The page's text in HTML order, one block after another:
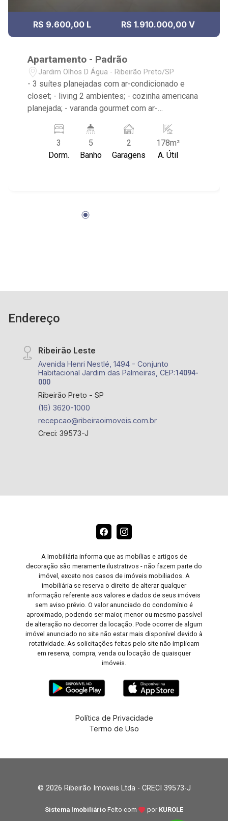
R$ 9.600,00 L R$ 1.910.000,00 V
Apartamento - Padrão
Jardim Olhos D Água - Ribeirão Preto/SP
- 3 suítes planejadas com ar-condicionado e
closet; - living 2 ambientes; - cozinha americana
planejada; - varanda gourmet com ar-
- 5 banheiros com armários, box e espelho; -
banheiro social; - lavabo; - área de serviço
planejada; - 2 vagas de garagem cobertas; -
3
Dorm.
5
Banho
2
Garagens
178m²
A. Útil
Endereço
Ribeirão Leste
Avenida Henri Nestlé, 1494 - Conjunto
Habitacional Jardim das Palmeiras, CEP:14094-
000
Ribeirão Preto - SP
(16) 3620-1000
recepcao@ribeiraoimoveis.com.br
Creci: 39573-J
A Imobiliária informa que as mobílias e artigos de
decoração são meramente ilustrativos - não fazem parte do
imóvel, exceto nos casos de imóveis mobiliados. A
imobiliária se reserva o direito de alterar qualquer
informação referente aos valores e dados de seus imóveis
sem aviso prévio. O valor anunciado do condomínio é
aproximado, podendo ser maior, menor ou mesmo passível
de alteração no decorrer da locação. Pode ocorrer de algum
imóvel anunciado no site não estar mais disponível devido à
rotatividade. As solicitações feitas pelo site não implicam
em reserva, compra, venda ou locação de quaisquer
imóveis.
Política de Privacidade
Termo de Uso
© 2026 Ribeirão Imoveis Ltda - CRECI 39573-J
Sistema Imobiliário Feito com por KUROLE